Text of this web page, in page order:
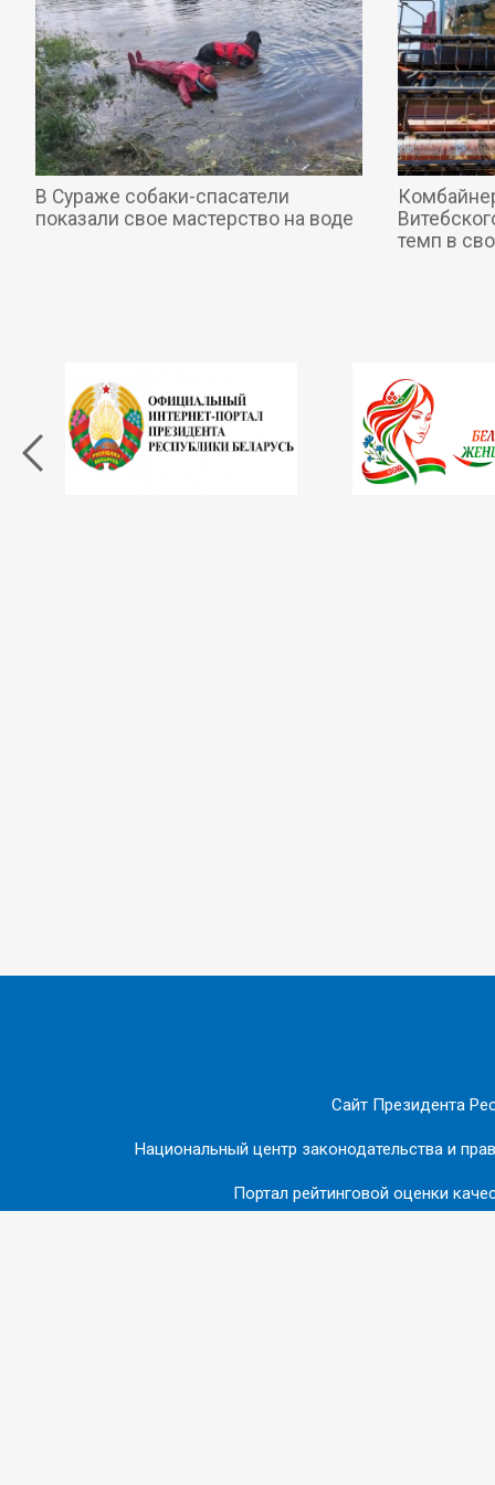
В Сураже собаки-спасатели
показали свое мастерство на воде
темп в
Сайт Президента
Национальный центр законодательства и
Портал рейтинговой оценки